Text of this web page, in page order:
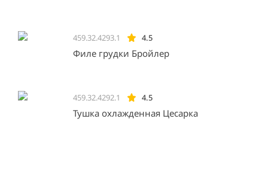
459.32.4293.1 4.5
Филе грудки Бройлер
459.32.4292.1 4.5
Тушка охлажденная Цесарка